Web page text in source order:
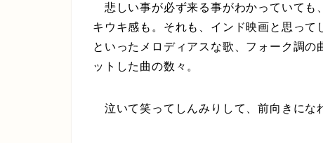
悲しい事が必ず来る事がわかっていても
キウキ感も。それも、インド映画と思っ
といったメロディアスな歌、フォーク調
ットした曲の数々。
泣いて笑ってしんみりして、前向きに